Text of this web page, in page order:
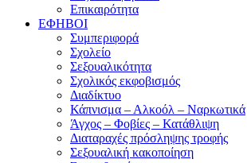
Επικαιρότητα
ΕΦΗΒΟΙ
Συμπεριφορά
Σχολείο
Σεξουαλικότητα
Σχολικός εκφοβισμός
Διαδίκτυο
Κάπνισμα – Αλκοόλ – Ναρκωτικά
Άγχος – Φοβίες – Κατάθλιψη
Διαταραχές πρόσληψης τροφής
Σεξουαλική κακοποίηση